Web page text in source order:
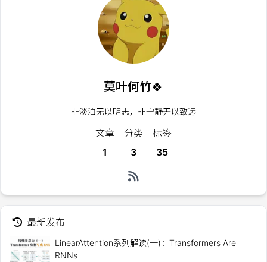
莫叶何竹🍀
非淡泊无以明志，非宁静无以致远
文章
1
分类
3
标签
35
最新发布
LinearAttention系列解读(一)：Transformers Are
RNNs